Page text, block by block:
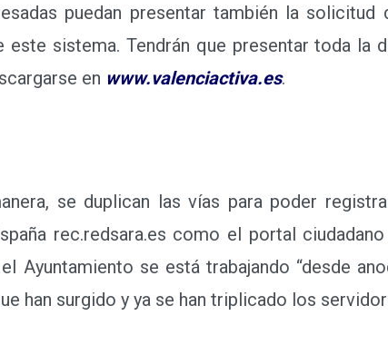
puedan presentar también la
este sistema. Tendrán que presentar toda la
en www.valenciactiva.es.
se duplican las vías para poder
rec.redsara.es como el portal
Ayuntamiento se está trabajando “desde
han surgido y ya se han triplicado los